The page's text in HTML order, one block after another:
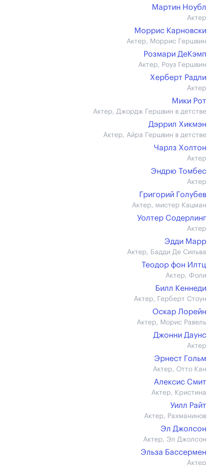
Мартин Ноубл
Актер
Моррис Карновски
Актер, Моррис Гершвин
Розмари ДеКэмп
Актер, Роуз Гершвин
Херберт Радли
Актер
Мики Рот
Актер, Джордж Гершвин в детстве
Дэррил Хикмэн
Актер, Айра Гершвин в детстве
Чарлз Холтон
Актер
Эндрю Томбес
Актер
Григорий Голубев
Актер, мистер Кацман
Уолтер Содерлинг
Актер
Эдди Марр
Актер, Бадди Де Сильва
Теодор фон Илтц
Актер, Фоли
Билл Кеннеди
Актер, Герберт Стоун
Оскар Лорейн
Актер, Морис Равель
Джонни Даунс
Актер
Эрнест Гольм
Актер, Отто Кан
Алексис Смит
Актер, Кристина
Уилл Райт
Актер, Рахманинов
Эл Джолсон
Актер, Эл Джолсон
Эльза Бассермен
Актер